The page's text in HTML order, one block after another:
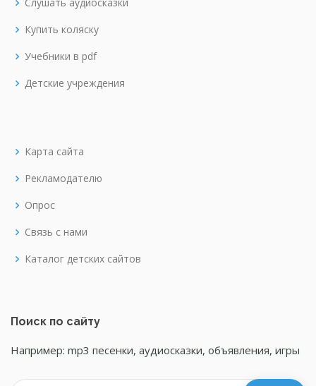
Купить коляску
Учебники в pdf
Детские учреждения
Карта сайта
Рекламодателю
Опрос
Связь с нами
Каталог детских сайтов
Поиск по сайту
Например: mp3 песенки, аудиосказки, объявления, игры